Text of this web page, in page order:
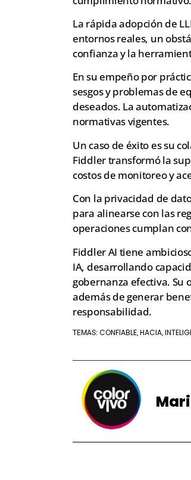
La rápida adopción de
entornos reales, un
confianza y la
En su empeño por
sesgos y problemas de
deseados. La
normativas vigentes.
Un caso de éxito es su
Fiddler transformó la
costos de monitoreo y
Con la privacidad de
para alinearse con las
operaciones cumplan
Fiddler AI tiene
IA, desarrollando
gobernanza efectiva. Su
además de generar
responsabilidad.
TEMAS: CONFIABLE, HACIA,